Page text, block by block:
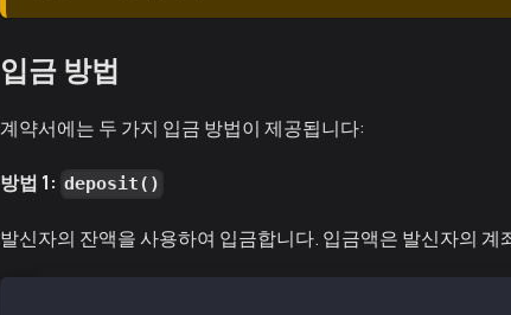
입금 방법
계약서에는 두 가지 입금 방법이 제공됩니다:
방법 1: deposit()
발신자의 잔액을 사용하여 입금합니다. 입금액은 발신자의 계